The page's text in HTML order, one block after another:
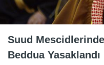
Suud
Beddua Yasaklandı